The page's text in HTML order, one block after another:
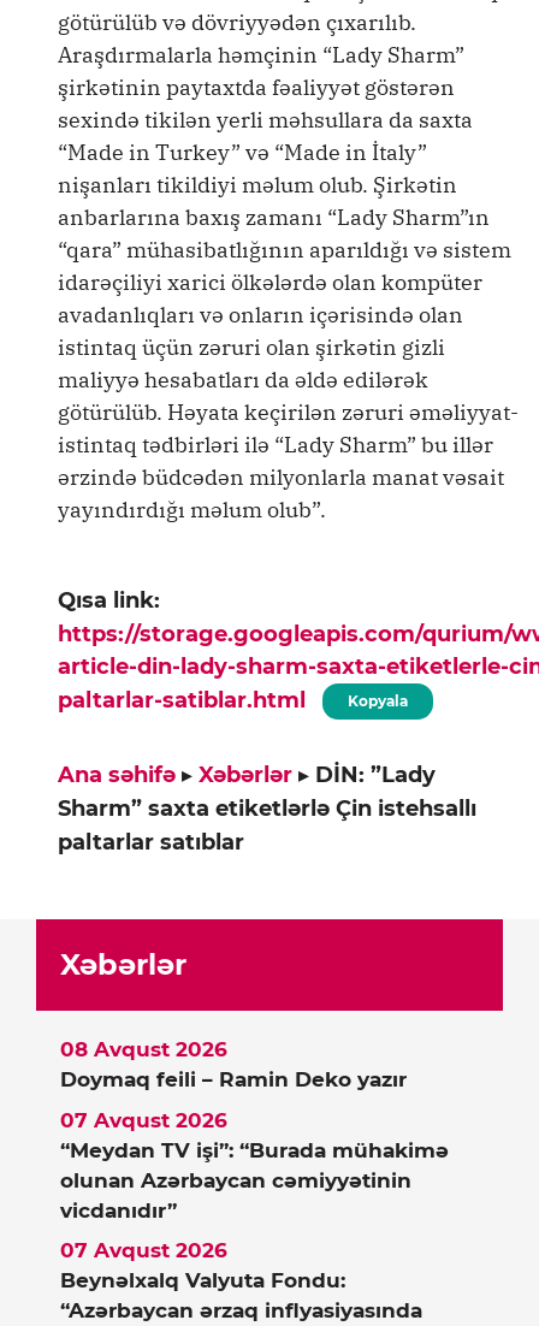
götürülüb və dövriyyədən çıxarılıb.
Araşdırmalarla həmçinin “Lady Sharm”
şirkətinin paytaxtda fəaliyyət göstərən
sexində tikilən yerli məhsullara da saxta
“Made in Turkey” və “Made in İtaly”
nişanları tikildiyi məlum olub. Şirkətin
anbarlarına baxış zamanı “Lady Sharm”ın
“qara” mühasibatlığının aparıldığı və sistem
idarəçiliyi xarici ölkələrdə olan kompüter
avadanlıqları və onların içərisində olan
istintaq üçün zəruri olan şirkətin gizli
maliyyə hesabatları da əldə edilərək
götürülüb. Həyata keçirilən zəruri əməliyyat-
istintaq tədbirləri ilə “Lady Sharm” bu illər
ərzində büdcədən milyonlarla manat vəsait
yayındırdığı məlum olub”.
Qısa link:
https://storage.googleapis.com/qurium/
article-din-lady-sharm-saxta-etiketlerle-
paltarlar-satiblar.html
Kopyala
Ana səhifə ▸ Xəbərlər ▸ DİN: ”Lady
Sharm” saxta etiketlərlə Çin istehsallı
paltarlar satıblar
Xəbərlər
Doymaq feili – Ramin Deko yazır
08 Avqust 2026
“Meydan TV işi”: “Burada mühakimə
olunan Azərbaycan cəmiyyətinin
vicdanıdır”
07 Avqust 2026
Beynəlxalq Valyuta Fondu:
“Azərbaycan ərzaq inflyasiyasında
07 Avqust 2026